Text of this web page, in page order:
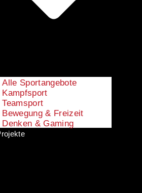
Alle Sportangebote
Kampfsport
Teamsport
Bewegung & Freizeit
Denken & Gaming